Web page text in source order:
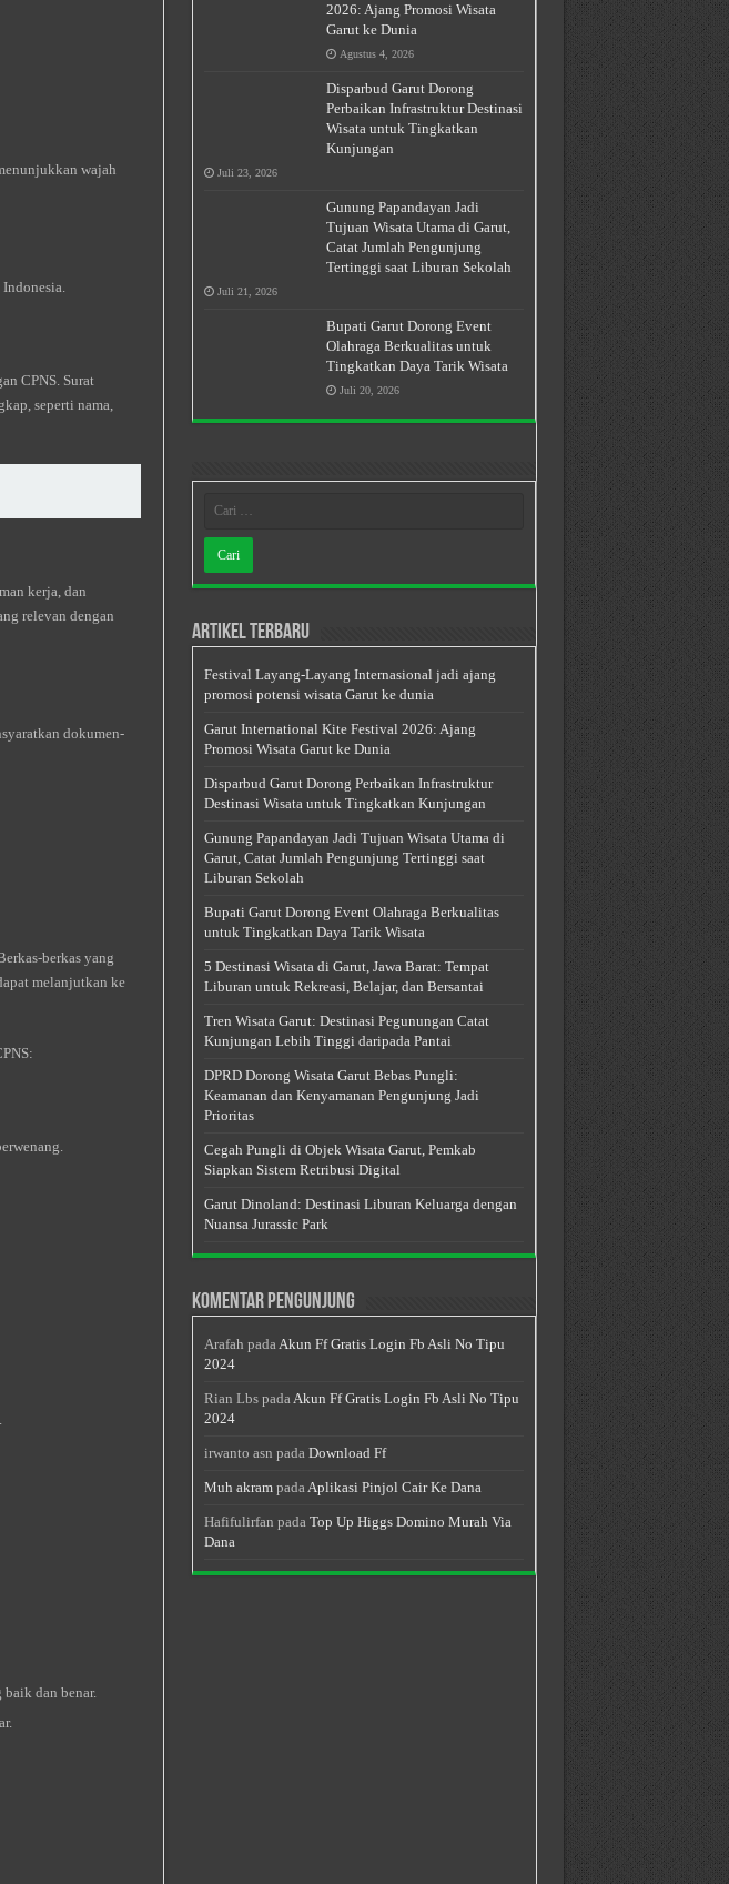
wajah
CPNS. Surat
seperti nama,
kerja, dan
relevan dengan
dokumen-
berkas yang
melanjutkan ke
dan benar.
2026: Ajang Promosi Wisata
Garut ke Dunia
Agustus 4, 2026
Disparbud Garut Dorong
Perbaikan Infrastruktur Destinasi
Wisata untuk Tingkatkan
Kunjungan
Juli 23, 2026
Gunung Papandayan Jadi
Tujuan Wisata Utama di Garut,
Catat Jumlah Pengunjung
Tertinggi saat Liburan Sekolah
Juli 21, 2026
Bupati Garut Dorong Event
Olahraga Berkualitas untuk
Tingkatkan Daya Tarik Wisata
Juli 20, 2026
Artikel Terbaru
Festival Layang-Layang Internasional jadi ajang
promosi potensi wisata Garut ke dunia
Garut International Kite Festival 2026: Ajang
Promosi Wisata Garut ke Dunia
Disparbud Garut Dorong Perbaikan Infrastruktur
Destinasi Wisata untuk Tingkatkan Kunjungan
Gunung Papandayan Jadi Tujuan Wisata Utama di
Garut, Catat Jumlah Pengunjung Tertinggi saat
Liburan Sekolah
Bupati Garut Dorong Event Olahraga Berkualitas
untuk Tingkatkan Daya Tarik Wisata
5 Destinasi Wisata di Garut, Jawa Barat: Tempat
Liburan untuk Rekreasi, Belajar, dan Bersantai
Tren Wisata Garut: Destinasi Pegunungan Catat
Kunjungan Lebih Tinggi daripada Pantai
DPRD Dorong Wisata Garut Bebas Pungli:
Keamanan dan Kenyamanan Pengunjung Jadi
Prioritas
Cegah Pungli di Objek Wisata Garut, Pemkab
Siapkan Sistem Retribusi Digital
Garut Dinoland: Destinasi Liburan Keluarga dengan
Nuansa Jurassic Park
Komentar Pengunjung
Arafah padaAkun Ff Gratis Login Fb Asli No Tipu
2024
Rian LbspadaAkun Ff Gratis Login Fb Asli No Tipu
2024
irwanto asn pada Download Ff
Muh akrampadaAplikasi Pinjol Cair Ke Dana
Hafifulirfan pada Top Up Higgs Domino Murah Via
Dana